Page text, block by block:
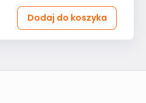
Dodaj do koszyka